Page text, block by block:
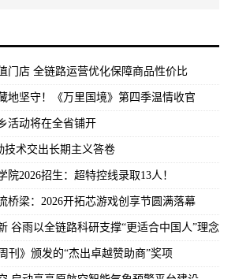
门店 全链路运营优化保障商品性价比
地坚守！《万里国境》第四季温情收官
活动将在全省铺开
技术交出长期主义答卷
2026招生：超特控线录取13人！
桥梁：2026开拓芯游戏创享节圆满落幕
谷雨以全链路科研支撑“更适合中国人”理念
刊》颁发的“杰出卓越赞助商”奖项